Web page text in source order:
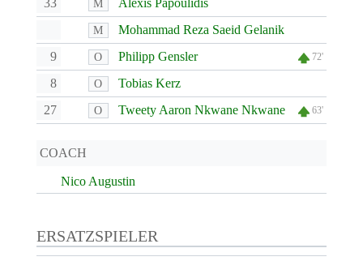
33 M Alexis Papoulidis
M
Mohammad Reza Saeid Gelanik
9
O Philipp Gensler 72'
8 O
Tobias Kerz
27
O Tweety Aaron Nkwane Nkwane 63'
COACH
Nico Augustin
ERSATZSPIELER